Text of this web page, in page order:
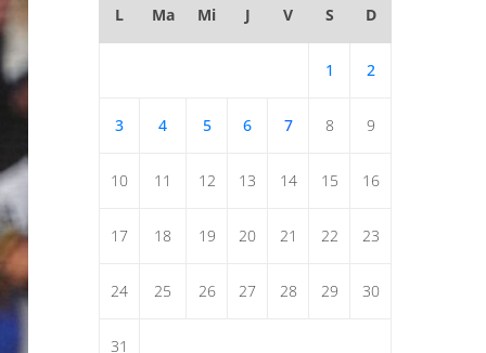
L Ma Mi J V S D
1 2
3 4 5 6 7 8 9
10 11 12 13 14 15 16
17 18 19 20 21 22 23
24 25 26 27 28 29 30
31